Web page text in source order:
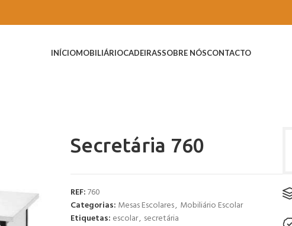
INÍCIOMOBILIÁRIOCADEIRASSOBRE NÓSCONTACTO
Secretária 760
REF:760
Categorias: Mesas Escolares, Mobiliário Escolar
Etiquetas: escolar, secretária